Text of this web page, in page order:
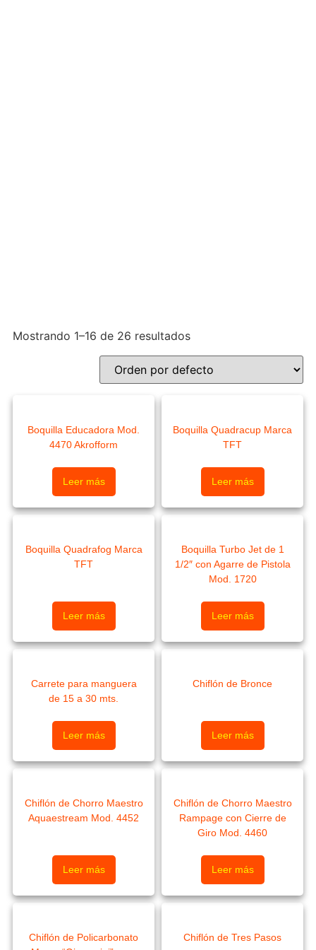
Mostrando 1–16 de 26 resultados
Boquilla Educadora Mod.
4470 Akrofform
Leer más
Boquilla Quadracup Marca
TFT
Leer más
Boquilla Quadrafog Marca
TFT
Leer más
Boquilla Turbo Jet de 1
1/2″ con Agarre de Pistola
Mod. 1720
Leer más
Carrete para manguera
de 15 a 30 mts.
Leer más
Chiflón de Bronce
Leer más
Chiflón de Chorro Maestro
Aquaestream Mod. 4452
Leer más
Chiflón de Chorro Maestro
Rampage con Cierre de
Giro Mod. 4460
Leer más
Chiflón de Policarbonato
Chiflón de Tres Pasos